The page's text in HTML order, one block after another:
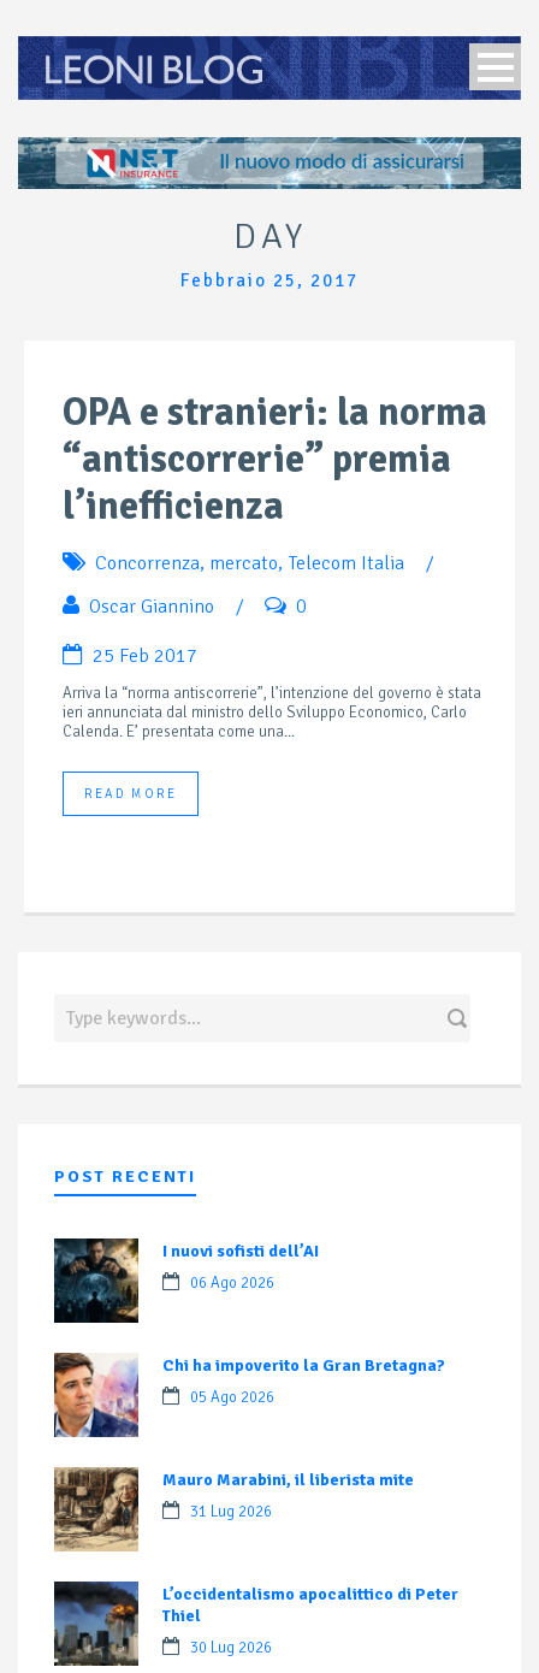
DAY
Febbraio 25, 2017
OPA e stranieri: la norma
“antiscorrerie” premia
l’inefficienza
Concorrenza, mercato, Telecom Italia
/
Oscar Giannino
/ 0
25 Feb 2017
Arriva la “norma antiscorrerie”, l’intenzione del governo è stata
ieri annunciata dal ministro dello Sviluppo Economico, Carlo
Calenda. E’ presentata come una...
READ MORE
POST RECENTI
I nuovi sofisti dell’AI
06 Ago 2026
Chi ha impoverito la Gran Bretagna?
05 Ago 2026
Mauro Marabini, il liberista mite
31 Lug 2026
L’occidentalismo apocalittico di Peter
Thiel
30 Lug 2026